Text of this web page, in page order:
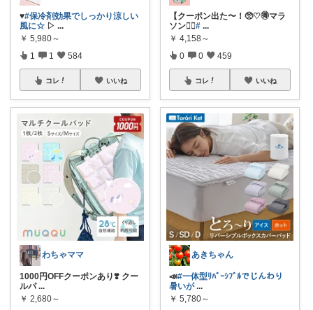
♥️#保冷剤効果でしっかり涼しい
風に☆ ▷ ...
￥ 5,980～
1 1 584
コレ いいね
わちゃママ
1000円OFFクーポンあり❣️ クー
ルパ ...
￥ 2,680～
【クーポン出た〜！🥺♡🉐マラ
ソン🏃‍♀️# ...
￥ 4,158～
0 0 459
コレ いいね
あきちゃん
📣#一体型ﾘﾊﾞｰｼﾌﾞﾙでじんわり
暑いが ...
￥ 5,780～